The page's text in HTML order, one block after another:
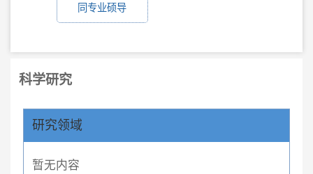
同专业硕导
科学研究
研究领域
暂无内容